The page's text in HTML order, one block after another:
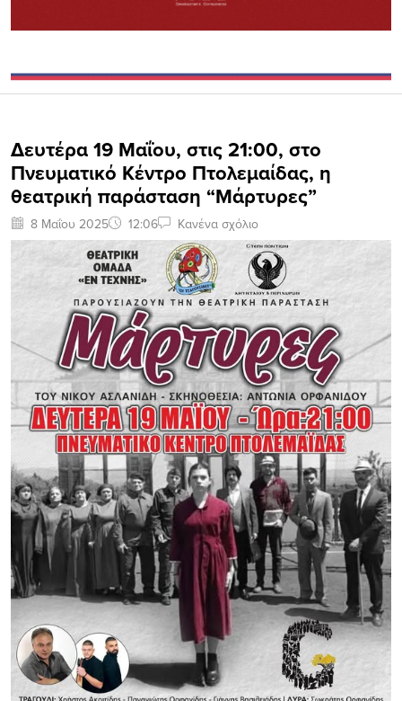
Δευτέρα 19 Μαΐου, στις 21:00, στο
Πνευματικό Κέντρο Πτολεμαίδας, η
θεατρική παράσταση “Μάρτυρες”
8 Μαΐου 2025 12:06 Κανένα σχόλιο